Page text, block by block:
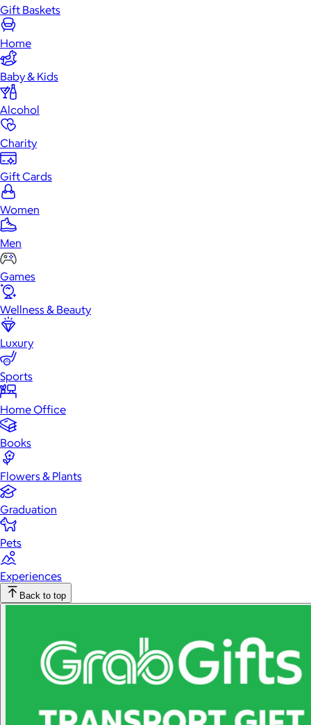
Gift Baskets
Home
Baby & Kids
Alcohol
Charity
Gift Cards
Women
Men
Games
Wellness & Beauty
Luxury
Sports
Home Office
Books
Flowers & Plants
Graduation
Pets
Experiences
Back to top